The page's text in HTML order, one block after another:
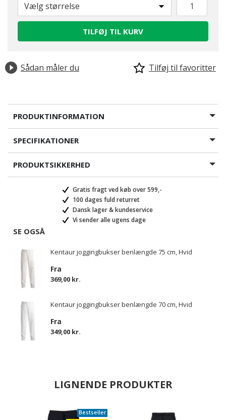
Vælg størrelse
TILFØJ TIL KURV
Sådan måler du Tilføj til favoritter
PRODUKTINFORMATION
SPECIFIKATIONER
PRODUKTSIKKERHED
Gratis fragt ved køb over 599,-
100 dages fuld returret
Dansk lager & kundeservice
Vi sender alle ugens dage
SE OGSÅ
Kentaur joggingbukser benlængde 75 cm, Hvid
Fra
369,00 kr.
Kentaur joggingbukser benlængde 70 cm, Hvid
Fra
349,00 kr.
LIGNENDE PRODUKTER
Bestseller